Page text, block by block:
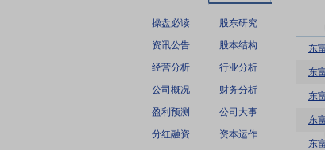
操盘必读
股东研究
资讯公告
股本结构
经营分析
行业分析
公司概况
财务分析
盈利预测
公司大事
分红融资
资本运作
东
东
东
东
东